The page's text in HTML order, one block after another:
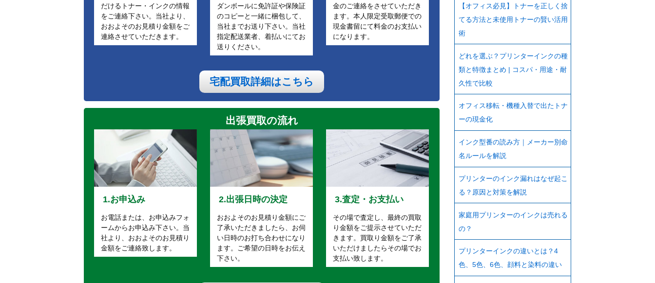
だけるトナー・インクの情報
をご連絡下さい。当社より、
おおよそのお見積り金額をご
連絡させていただきます。
ダンボールに免許証や保険証
のコピーと一緒に梱包して、
当社までお送り下さい。当社
指定配送業者、着払いにてお
送りください。
金のご連絡をさせていただき
ます。本人限定受取郵便での
現金書留にて料金のお支払い
になります。
宅配買取詳細はこちら
出張買取の流れ
1.お申込み
お電話または、お申込みフォ
ームからお申込み下さい。当
社より、おおよそのお見積り
金額をご連絡致します。
2.出張日時の決定
おおよそのお見積り金額にご
了承いただきましたら、お伺
い日時のお打ち合わせになり
ます。ご希望の日時をお伝え
下さい。
3.査定・お支払い
その場で査定し、最終の買取
り金額をご提示させていただ
きます。買取り金額をご了承
いただけましたらその場でお
支払い致します。
【オフィス必見】トナーを正しく捨
てる方法と未使用トナーの賢い活用
術
どれを選ぶ？プリンターインクの種
類と特徴まとめ | コスパ・用途・耐
久性で比較
オフィス移転・機種入替で出たトナ
ーの現金化
インク型番の読み方｜メーカー別命
名ルールを解説
プリンターのインク漏れはなぜ起こ
る？原因と対策を解説
家庭用プリンターのインクは売れる
の？
プリンターインクの違いとは？4
色、5色、6色、顔料と染料の違い